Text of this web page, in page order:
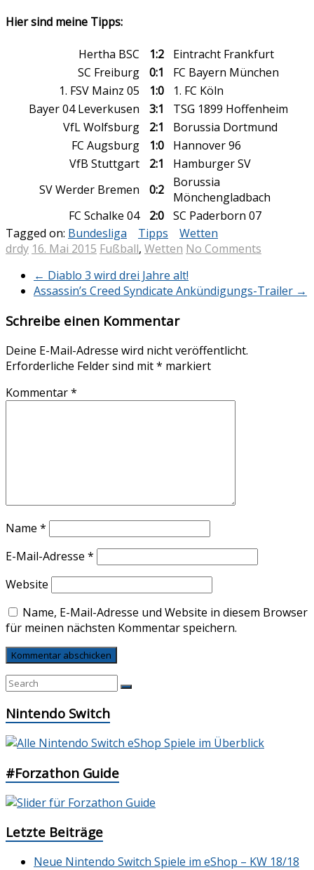
Hier sind meine Tipps:
Hertha BSC 1:2
Eintracht Frankfurt
SC Freiburg
0:1
FC Bayern München
1. FSV Mainz 05
1:0
1. FC Köln
Bayer 04 Leverkusen
3:1
TSG 1899 Hoffenheim
VfL Wolfsburg
2:1
Borussia Dortmund
FC Augsburg
1:0
Hannover 96
VfB Stuttgart
2:1
Hamburger SV
SV Werder Bremen
0:2
Borussia
Mönchengladbach
FC Schalke 04
2:0
SC Paderborn 07
Tagged on: Bundesliga Tipps
Wetten
drdy 16. Mai 2015 Fußball, Wetten No Comments
← Diablo 3 wird drei Jahre alt!
Assassin’s Creed Syndicate Ankündigungs-Trailer →
Schreibe einen Kommentar
Deine E-Mail-Adresse wird nicht veröffentlicht.
Erforderliche Felder sind mit* markiert
Kommentar*
Name *
E-Mail-Adresse *
Website
Name, E-Mail-Adresse und Website in diesem Browser
für meinen nächsten Kommentar speichern.
Nintendo Switch
#Forzathon Guide
Letzte Beiträge
Neue Nintendo Switch Spiele im eShop – KW 18/18